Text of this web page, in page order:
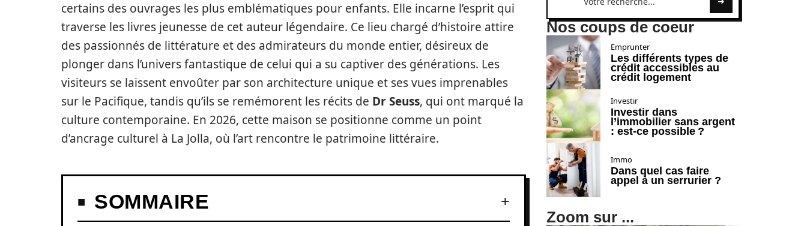
certains des ouvrages les plus emblématiques pour enfants. Elle incarne l’esprit qui
traverse les livres jeunesse de cet auteur légendaire. Ce lieu chargé d’histoire attire
des passionnés de littérature et des admirateurs du monde entier, désireux de
plonger dans l’univers fantastique de celui qui a su captiver des générations. Les
visiteurs se laissent envoûter par son architecture unique et ses vues imprenables
sur le Pacifique, tandis qu’ils se remémorent les récits de Dr Seuss, qui ont marqué la
culture contemporaine. En 2026, cette maison se positionne comme un point
d’ancrage culturel à La Jolla, où l’art rencontre le patrimoine littéraire.
SOMMAIRE
Nos coups de coeur
Emprunter
Les différents types de
crédit accessibles au
crédit logement
Investir
Investir dans
l’immobilier sans argent
: est-ce possible ?
Immo
Dans quel cas faire
appel à un serrurier ?
Zoom sur ...